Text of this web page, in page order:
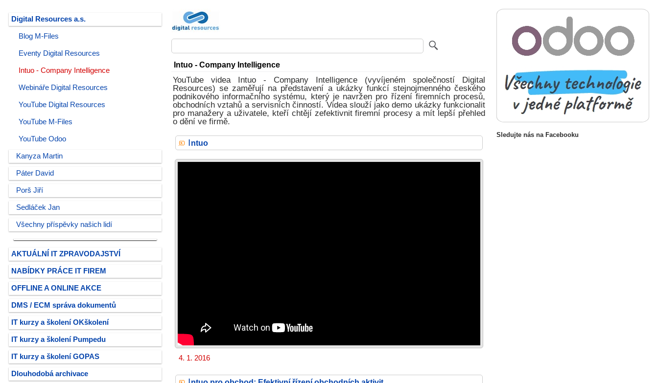
Digital Resources a.s.
Blog M-Files
Eventy Digital Resources
Intuo - Company Intelligence
Webináře Digital Resources
YouTube Digital Resources
YouTube M-Files
YouTube Odoo
Kanyza Martin
Páter David
Porš Jiří
Sedláček Jan
Všechny příspěvky našich lidí
AKTUÁLNÍ IT ZPRAVODAJSTVÍ
NABÍDKY PRÁCE IT FIREM
OFFLINE A ONLINE AKCE
DMS / ECM správa dokumentů
IT kurzy a školení OKškolení
IT kurzy a školení Pumpedu
IT kurzy a školení GOPAS
Dlouhodobá archivace
Intuo - Company Intelligence
YouTube videa Intuo - Company Intelligence (vyvíjeném společností Digital
Resources) se zaměřují na představení a ukázky funkcí stejnojmenného českého
podnikového informačního systému, který je navržen pro řízení firemních procesů,
obchodních vztahů a servisních činností. Videa slouží jako demo ukázky funkcionalit
pro manažery a uživatele, kteří chtějí zefektivnit firemní procesy a mít lepší přehled
o dění ve firmě.
Intuo
4. 1. 2016
Sledujte nás na Facebooku